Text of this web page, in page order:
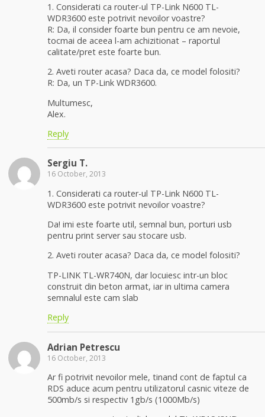
1. Considerati ca router-ul TP-Link N600 TL-
WDR3600 este potrivit nevoilor voastre?
R: Da, il consider foarte bun pentru ce am nevoie,
tocmai de aceea l-am achizitionat – raportul
calitate/pret este foarte bun.
2. Aveti router acasa? Daca da, ce model folositi?
R: Da, un TP-Link WDR3600.
Multumesc,
Alex.
Reply
Sergiu T.
16 October, 2013
1. Considerati ca router-ul TP-Link N600 TL-
WDR3600 este potrivit nevoilor voastre?
Da! imi este foarte util, semnal bun, porturi usb
pentru print server sau stocare usb.
2. Aveti router acasa? Daca da, ce model folositi?
TP-LINK TL-WR740N, dar locuiesc intr-un bloc
construit din beton armat, iar in ultima camera
semnalul este cam slab
Reply
Adrian Petrescu
16 October, 2013
Ar fi potrivit nevoilor mele, tinand cont de faptul ca
RDS aduce acum pentru utilizatorul casnic viteze de
500mb/s si respectiv 1gb/s (1000Mb/s)